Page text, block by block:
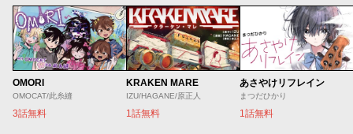
OMORI
OMOCAT/此糸縫
3話無料
KRAKEN MARE
IZU/HAGANE/原正人
1話無料
あさやけリフレイン
まつだひかり
1話無料